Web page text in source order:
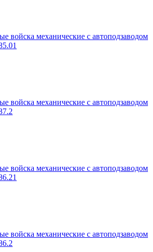
войска механические с автоподзаводом
войска механические с автоподзаводом
войска механические с автоподзаводом
войска механические с автоподзаводом